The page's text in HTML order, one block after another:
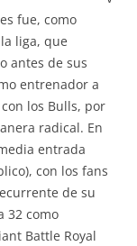
fue, como
liga, que
antes de sus
entrenador a
los Bulls, por
radical. En
entrada
con los fans
de su
32 como
Battle Royal